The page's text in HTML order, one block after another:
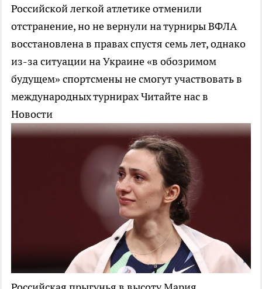
Российской легкой атлетике отменили
отстранение, но не вернули на турнирыВФЛА
восстановлена в правах спустя семь лет, однако
из-за ситуации на Украине «в обозримом
будущем» спортсмены не смогут участвовать в
международных турнирахЧитайте нас в
Новости